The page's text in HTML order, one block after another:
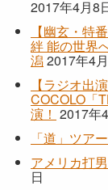
2017年4月8
【幽玄・特
絆 能の世界
潟2017年4
【ラジオ出
COCOLO「
演！ 2017年
「道」ツア
アメリカ打
日